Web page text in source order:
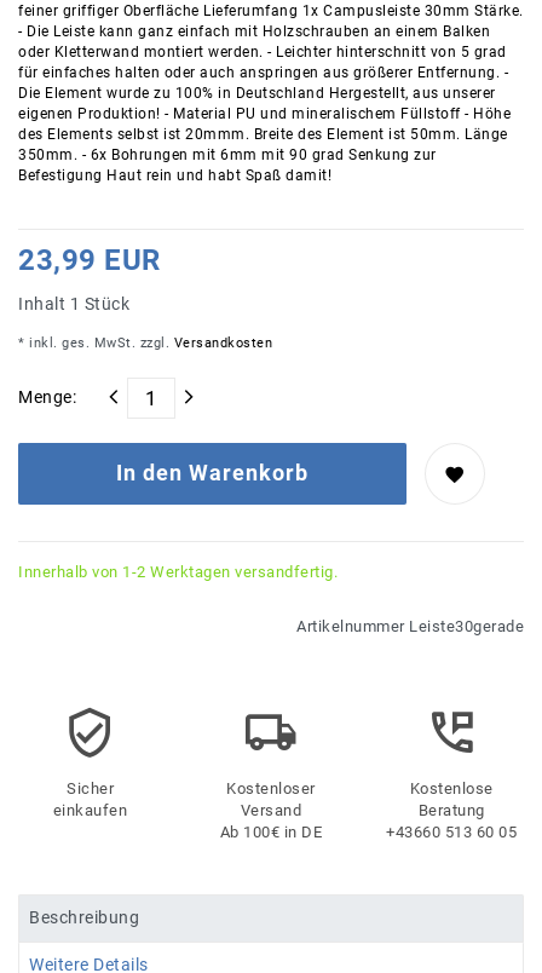
feiner griffiger Oberfläche Lieferumfang 1x Campusleiste 30mm Stärke.
- Die Leiste kann ganz einfach mit Holzschrauben an einem Balken
oder Kletterwand montiert werden. - Leichter hinterschnitt von 5 grad
für einfaches halten oder auch anspringen aus größerer Entfernung. -
Die Element wurde zu 100% in Deutschland Hergestellt, aus unserer
eigenen Produktion! - Material PU und mineralischem Füllstoff - Höhe
des Elements selbst ist 20mmm. Breite des Element ist 50mm. Länge
350mm. - 6x Bohrungen mit 6mm mit 90 grad Senkung zur
Befestigung Haut rein und habt Spaß damit!
23,99 EUR
Inhalt 1 Stück
* inkl. ges. MwSt. zzgl. Versandkosten
Menge:
In den Warenkorb
Innerhalb von 1-2 Werktagen versandfertig.
Artikelnummer Leiste30gerade
Sicher
einkaufen
Kostenloser
Versand
Ab 100€ in DE
Kostenlose
Beratung
+43660 513 60 05
Beschreibung
Weitere Details